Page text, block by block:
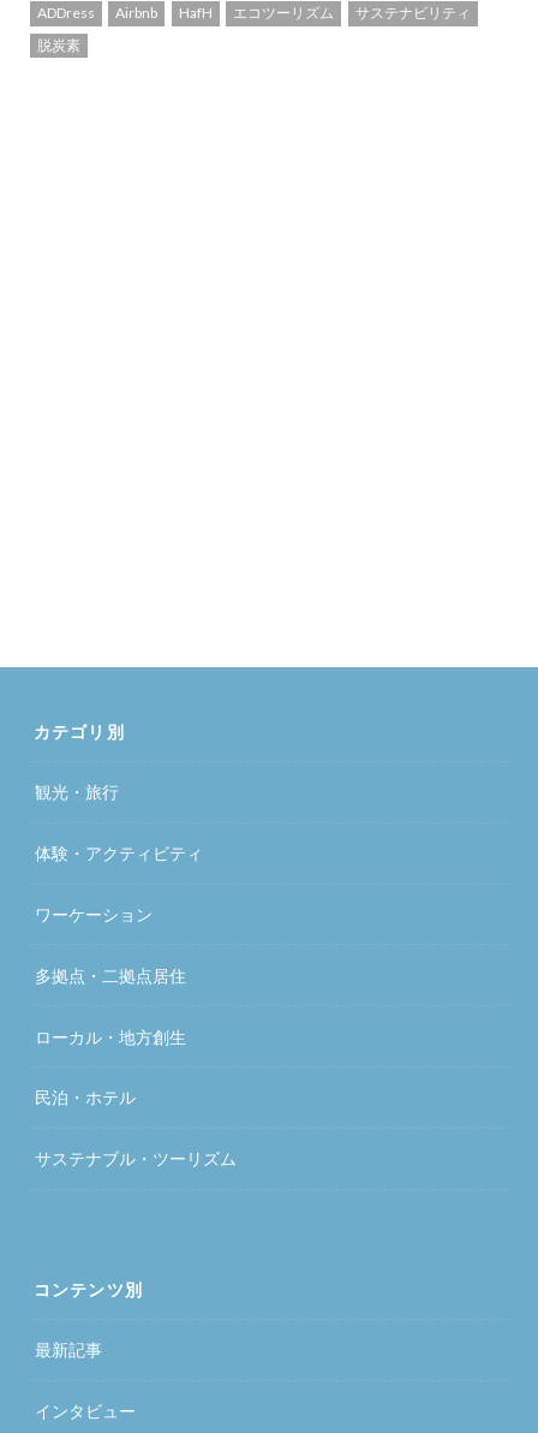
ADDress Airbnb HafH エコツーリズム
サステナビリティ
脱炭素
カテゴリ別
観光・旅行
体験・アクティビティ
ワーケーション
多拠点・二拠点居住
ローカル・地方創生
民泊・ホテル
サステナブル・ツーリズム
コンテンツ別
最新記事
インタビュー